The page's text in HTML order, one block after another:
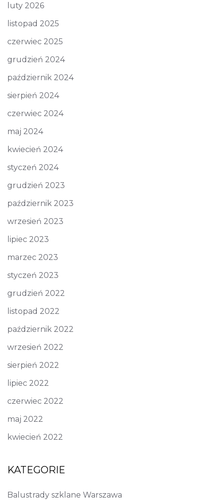
luty 2026
listopad 2025
czerwiec 2025
grudzień 2024
październik 2024
sierpień 2024
czerwiec 2024
maj 2024
kwiecień 2024
styczeń 2024
grudzień 2023
październik 2023
wrzesień 2023
lipiec 2023
marzec 2023
styczeń 2023
grudzień 2022
listopad 2022
październik 2022
wrzesień 2022
sierpień 2022
lipiec 2022
czerwiec 2022
maj 2022
kwiecień 2022
KATEGORIE
Balustrady szklane Warszawa